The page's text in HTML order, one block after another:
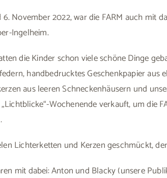
6. November 2022, war die FARM auch mit
Ingelheim.
die Kinder schon viele schöne Dinge
handbedrucktes Geschenkpapier aus
aus leeren Schneckenhäusern und
Wochenende verkauft, um die
Lichterketten und Kerzen geschmückt,
mit dabei: Anton und Blacky (unsere